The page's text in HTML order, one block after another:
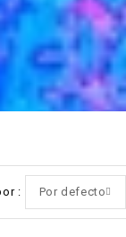
Por defecto